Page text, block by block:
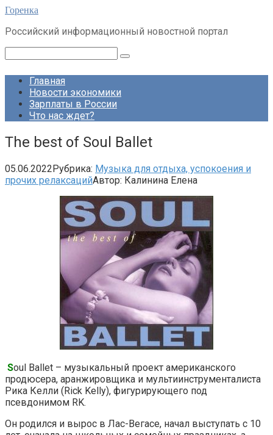
Перейти
контенту
Горенка
Российский информационный новостной портал
Главная
Новости экономики
Зарплаты в России
Что нас ждет?
The best of Soul Ballet
05.06.2022Рубрика: Музыка для отдыха, успокоения и
прочих релаксацийАвтор: Калинина Елена
Soul Ballet – музыкальный проект американского
продюсера, аранжировщика и мультиинструменталиста
Рика Келли (Rick Kelly), фигурирующего под
псевдонимом RK.
Он родился и вырос в Лас-Вегасе, начал выступать с 10